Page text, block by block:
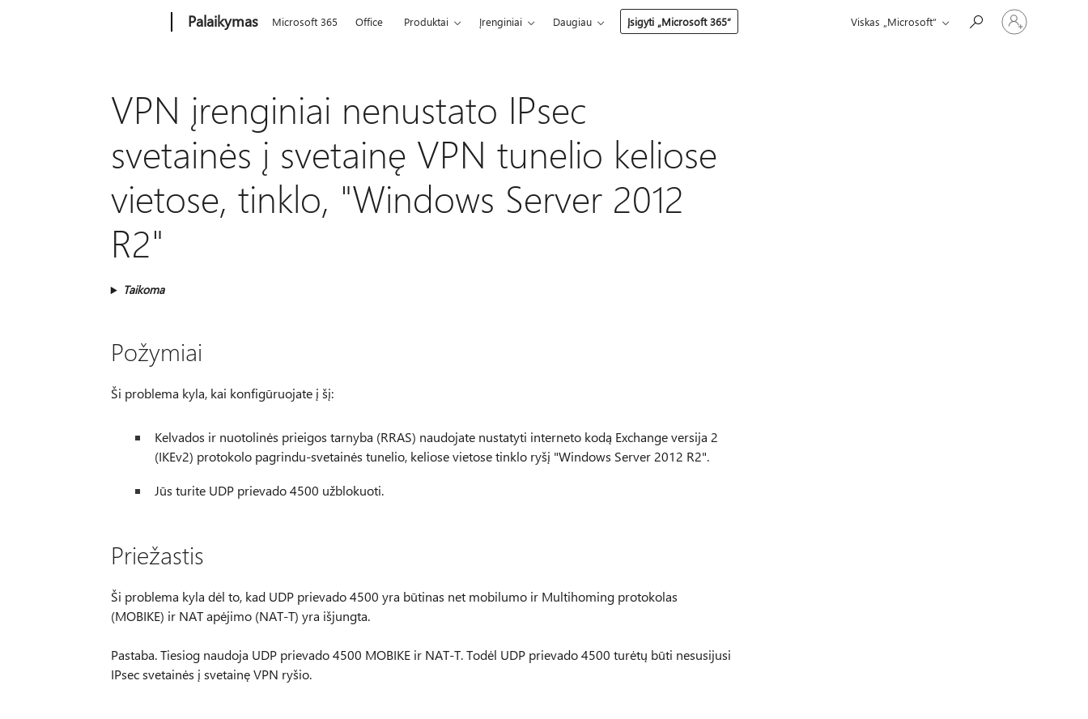
Palaikymas Microsoft 365 Office Produktai Įrenginiai Daugiau Įsigyti „Microsoft 365“ Viskas „Microsoft“
Prisijunkite
prie
paskyros
VPN įrenginiai nenustato IPsec
svetainės į svetainę VPN tunelio keliose
vietose, tinklo, "Windows Server 2012
R2"
Taikoma
Požymiai
Ši problema kyla, kai konfigūruojate į šį:
Kelvados ir nuotolinės prieigos tarnyba (RRAS) naudojate nustatyti interneto kodą Exchange versija 2
(IKEv2) protokolo pagrindu-svetainės tunelio, keliose vietose tinklo ryšį "Windows Server 2012 R2".
Jūs turite UDP prievado 4500 užblokuoti.
Priežastis
Ši problema kyla dėl to, kad UDP prievado 4500 yra būtinas net mobilumo ir Multihoming protokolas
(MOBIKE) ir NAT apėjimo (NAT-T) yra išjungta.
Pastaba. Tiesiog naudoja UDP prievado 4500 MOBIKE ir NAT-T. Todėl UDP prievado 4500 turėtų būti nesusijusi
IPsec svetainės į svetainę VPN ryšio.